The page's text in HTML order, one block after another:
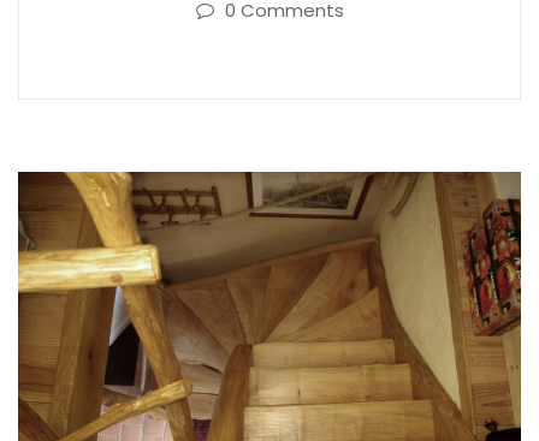
0 Comments